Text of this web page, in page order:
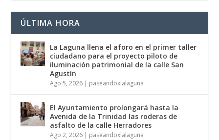
ÚLTIMA HORA
La Laguna llena el aforo en el primer taller
ciudadano para el proyecto piloto de
iluminación patrimonial de la calle San
Agustín
Ago 5, 2026 | paseandoxlalaguna
El Ayuntamiento prolongará hasta la
Avenida de la Trinidad las roderas de
asfalto de la calle Herradores
Ago 2, 2026 | paseandoxlalaguna